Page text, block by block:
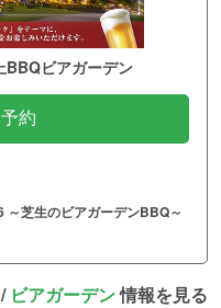
BBQビアガーデン
約
芝生のビアガーデンBBQ～
/ ビアガーデン情報を見る